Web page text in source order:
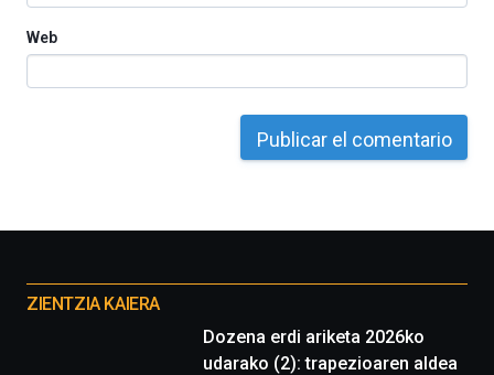
Web
proyectos
ZIENTZIA KAIERA
Dozena erdi ariketa 2026ko
udarako (2): trapezioaren aldea